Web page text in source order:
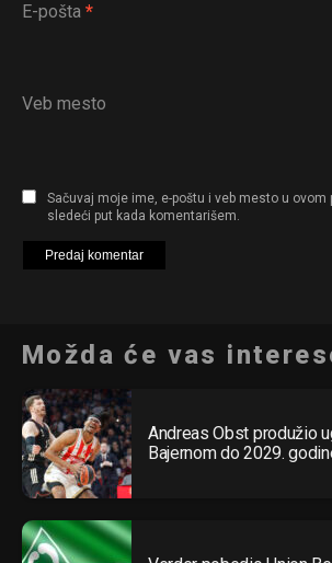
E-pošta *
Veb mesto
Sačuvaj moje ime, e-poštu i veb mesto u ovom
sledeći put kada komentarišem.
Možda će vas
Andreas Obst produžio
Bajernom do 2029.